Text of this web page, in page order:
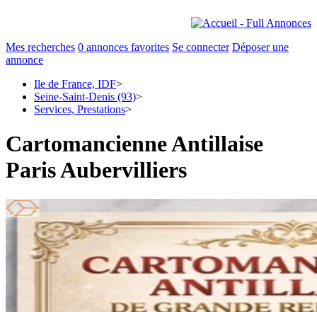
Mes recherches 0 annonces favorites Se connecter Déposer une
annonce
Ile de France, IDF>
Seine-Saint-Denis (93)>
Services, Prestations>
Cartomancienne Antillaise
Paris Aubervilliers